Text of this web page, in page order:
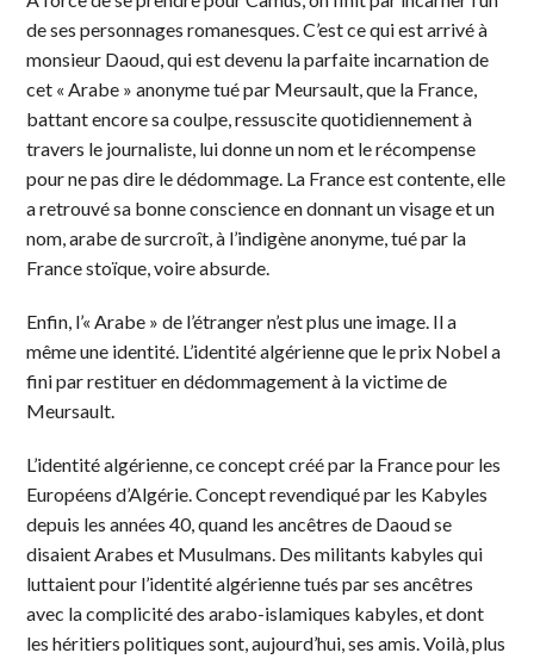
de ses personnages romanesques. C’est ce qui est arrivé à
monsieur Daoud, qui est devenu la parfaite incarnation de
cet « Arabe » anonyme tué par Meursault, que la France,
battant encore sa coulpe, ressuscite quotidiennement à
travers le journaliste, lui donne un nom et le récompense
pour ne pas dire le dédommage. La France est contente, elle
a retrouvé sa bonne conscience en donnant un visage et un
nom, arabe de surcroît, à l’indigène anonyme, tué par la
France stoïque, voire absurde.
Enfin, l’« Arabe » de l’étranger n’est plus une image. Il a
même une identité. L’identité algérienne que le prix Nobel a
fini par restituer en dédommagement à la victime de
Meursault.
L’identité algérienne, ce concept créé par la France pour les
Européens d’Algérie. Concept revendiqué par les Kabyles
depuis les années 40, quand les ancêtres de Daoud se
disaient Arabes et Musulmans. Des militants kabyles qui
luttaient pour l’identité algérienne tués par ses ancêtres
avec la complicité des arabo-islamiques kabyles, et dont
les héritiers politiques sont, aujourd’hui, ses amis. Voilà, plus